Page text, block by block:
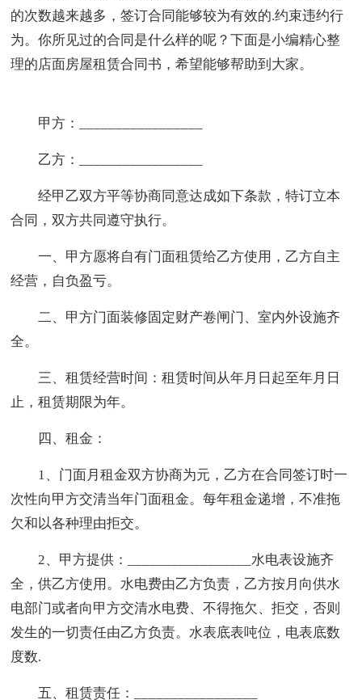
的次数越来越多，签订合同能够较为有效的.约束违约行
为。你所见过的合同是什么样的呢？下面是小编精心整
理的店面房屋租赁合同书，希望能够帮助到大家。
甲方：_________________
乙方：_________________
经甲乙双方平等协商同意达成如下条款，特订立本
合同，双方共同遵守执行。
一、甲方愿将自有门面租赁给乙方使用，乙方自主
经营，自负盈亏。
二、甲方门面装修固定财产卷闸门、室内外设施齐
全。
三、租赁经营时间：租赁时间从年月日起至年月日
止，租赁期限为年。
四、租金：
1、门面月租金双方协商为元，乙方在合同签订时一
次性向甲方交清当年门面租金。每年租金递增，不准拖
欠和以各种理由拒交。
2、甲方提供：_________________水电表设施齐
全，供乙方使用。水电费由乙方负责，乙方按月向供水
电部门或者向甲方交清水电费、不得拖欠、拒交，否则
发生的一切责任由乙方负责。水表底表吨位，电表底数
度数.
五、租赁责任：_________________